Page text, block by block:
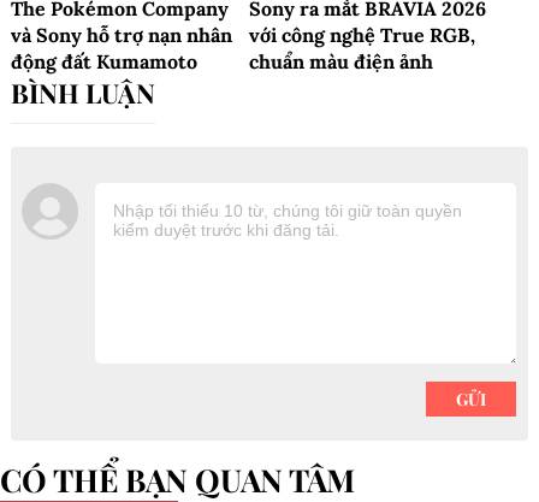
The Pokémon Company
và Sony hỗ trợ nạn nhân
động đất Kumamoto
Sony ra mắt BRAVIA 2026
với công nghệ True RGB,
chuẩn màu điện ảnh
CÓ THỂ BẠN QUAN TÂM